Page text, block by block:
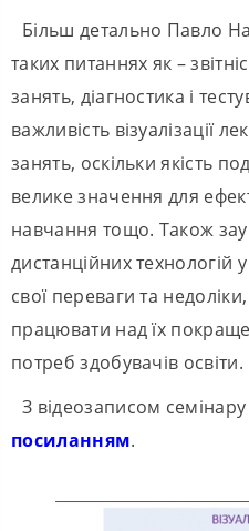
Більш детально Павло
таких питаннях як –
занять, діагностика і
важливість візуалізації
занять, оскільки якість
велике значення для
навчання тощо. Також
дистанційних
свої переваги та
працювати над їх
потреб здобувачів освіти.
З відеозаписом
посиланням.